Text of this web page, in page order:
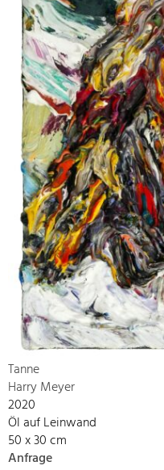
Tanne
Harry Meyer
2020
Öl auf Leinwand
50 x 30 cm
Anfrage